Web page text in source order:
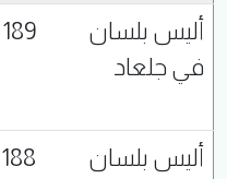
أليس بلسان
في جلعاد
189
أليس بلسان
188